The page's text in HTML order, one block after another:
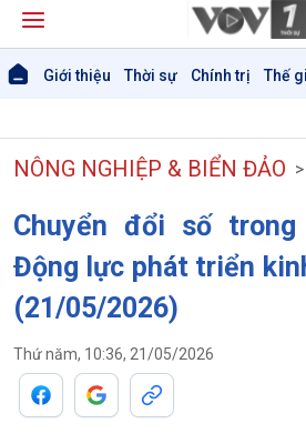
Giới thiệu Thời sự Chính trị Thế
Giới thiệu
NÔNG NGHIỆP & BIỂN ĐẢO
Chuyển đổi số trong
Động lực phát triển
(21/05/2026)
Thứ năm, 10:36, 21/05/2026